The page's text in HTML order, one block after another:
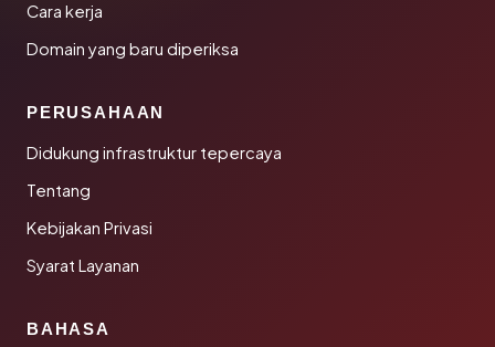
Cara kerja
Domain yang baru diperiksa
PERUSAHAAN
Didukung infrastruktur tepercaya
Tentang
Kebijakan Privasi
Syarat Layanan
BAHASA